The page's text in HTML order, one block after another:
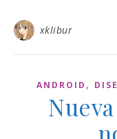
xklibur
ANDROID ,